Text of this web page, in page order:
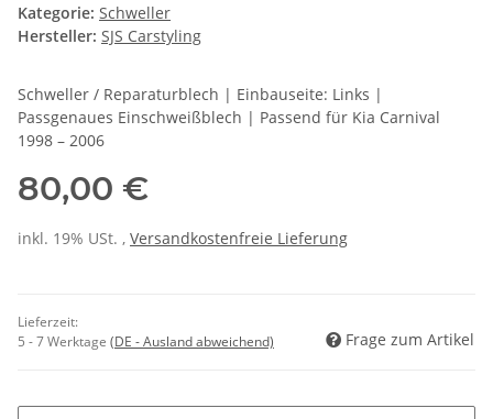
Kategorie: Schweller
Hersteller: SJS Carstyling
Schweller / Reparaturblech | Einbauseite: Links |
Passgenaues Einschweißblech | Passend für Kia Carnival
1998 – 2006
80,00 €
inkl. 19% USt. , Versandkostenfreie Lieferung
Lieferzeit:
5 - 7 Werktage (DE - Ausland abweichend) Frage zum Artikel